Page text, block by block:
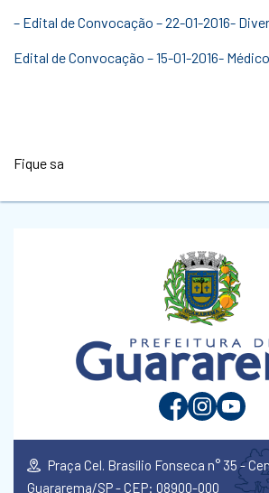
– Edital de Convocação – 22-01-2016-
Edital de Convocação – 15-01-2016-
Fique sa
Praça Cel. Brasílio Fonseca n° 35 -
Guararema/SP - CEP: 08900-000